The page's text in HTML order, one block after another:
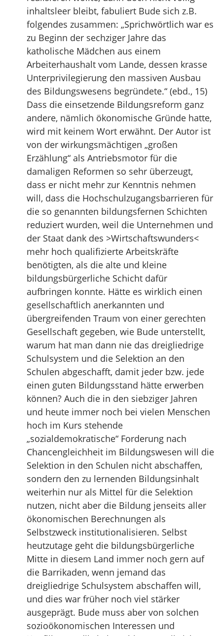
inhaltsleer bleibt, fabuliert Bude sich z.B.
folgendes zusammen: „Sprichwörtlich war es
zu Beginn der sechziger Jahre das
katholische Mädchen aus einem
Arbeiterhaushalt vom Lande, dessen krasse
Unterprivilegierung den massiven Ausbau
des Bildungswesens begründete.“ (ebd., 15)
Dass die einsetzende Bildungsreform ganz
andere, nämlich ökonomische Gründe hatte,
wird mit keinem Wort erwähnt. Der Autor ist
von der wirkungsmächtigen „großen
Erzählung“ als Antriebsmotor für die
damaligen Reformen so sehr überzeugt,
dass er nicht mehr zur Kenntnis nehmen
will, dass die Hochschulzugangsbarrieren für
die so genannten bildungsfernen Schichten
reduziert wurden, weil die Unternehmen und
der Staat dank des >Wirtschaftswunders<
mehr hoch qualifizierte Arbeitskräfte
benötigten, als die alte und kleine
bildungsbürgerliche Schicht dafür
aufbringen konnte. Hätte es wirklich einen
gesellschaftlich anerkannten und
übergreifenden Traum von einer gerechten
Gesellschaft gegeben, wie Bude unterstellt,
warum hat man dann nie das dreigliedrige
Schulsystem und die Selektion an den
Schulen abgeschafft, damit jeder bzw. jede
einen guten Bildungsstand hätte erwerben
können? Auch die in den siebziger Jahren
und heute immer noch bei vielen Menschen
hoch im Kurs stehende
„sozialdemokratische“ Forderung nach
Chancengleichheit im Bildungswesen will die
Selektion in den Schulen nicht abschaffen,
sondern den zu lernenden Bildungsinhalt
weiterhin nur als Mittel für die Selektion
nutzen, nicht aber die Bildung jenseits aller
ökonomischen Berechnungen als
Selbstzweck institutionalisieren. Selbst
heutzutage geht die bildungsbürgerliche
Mitte in diesem Land immer noch gern auf
die Barrikaden, wenn jemand das
dreigliedrige Schulsystem abschaffen will,
und dies war früher noch viel stärker
ausgeprägt. Bude muss aber von solchen
sozioökonomischen Interessen und